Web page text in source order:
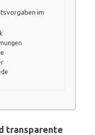
im
transparente